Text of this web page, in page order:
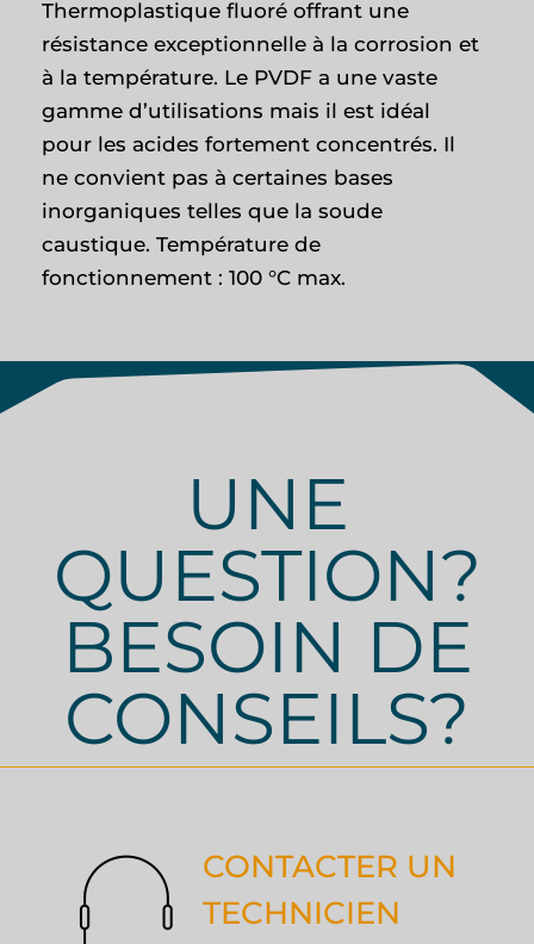
Thermoplastique fluoré offrant une
résistance exceptionnelle à la corrosion et
à la température. Le PVDF a une vaste
gamme d’utilisations mais il est idéal
pour les acides fortement concentrés. Il
ne convient pas à certaines bases
inorganiques telles que la soude
caustique. Température de
fonctionnement : 100 °C max.
UNE
QUESTION?
BESOIN DE
CONSEILS?
CONTACTER UN
TECHNICIEN